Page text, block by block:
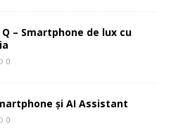
– Smartphone de lux cu
0
și AI Assistant
0